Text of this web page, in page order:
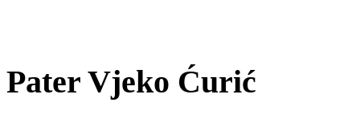
Pater Vjeko Ćurić